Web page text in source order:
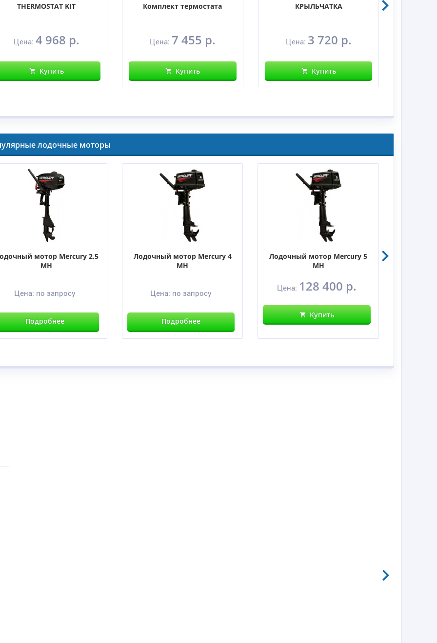
THERMOSTAT KIT
Цена: 4 968 р.
Купить
Комплект термостата
Цена: 7 455 р.
Купить
КРЫЛЬЧАТКА
Цена: 3 720 р.
Купить
лодочные моторы
мотор Mercury 2.5
MH
Цена: по запросу
Подробнее
Лодочный мотор Mercury 4
MH
Цена: по запросу
Подробнее
Лодочный мотор Mercury 5
MH
Цена: 128 400 р.
Купить